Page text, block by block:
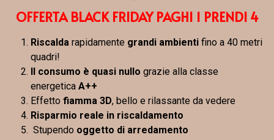
OFFERTA BLACK FRIDAY PAGHI 1 PRENDI 4
Riscalda rapidamente grandi ambienti fino a 40 metri
quadri!
Il consumo è quasi nullo grazie alla classe
energetica A++
Effetto fiamma 3D, bello e rilassante da vedere
Risparmio reale in riscaldamento
Stupendo oggetto di arredamento